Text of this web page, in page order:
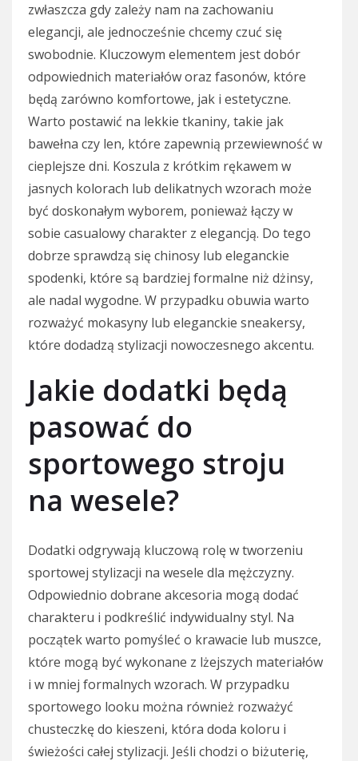
zwłaszcza gdy zależy nam na zachowaniu
elegancji, ale jednocześnie chcemy czuć się
swobodnie. Kluczowym elementem jest dobór
odpowiednich materiałów oraz fasonów, które
będą zarówno komfortowe, jak i estetyczne.
Warto postawić na lekkie tkaniny, takie jak
bawełna czy len, które zapewnią przewiewność w
cieplejsze dni. Koszula z krótkim rękawem w
jasnych kolorach lub delikatnych wzorach może
być doskonałym wyborem, ponieważ łączy w
sobie casualowy charakter z elegancją. Do tego
dobrze sprawdzą się chinosy lub eleganckie
spodenki, które są bardziej formalne niż dżinsy,
ale nadal wygodne. W przypadku obuwia warto
rozważyć mokasyny lub eleganckie sneakersy,
które dodadzą stylizacji nowoczesnego akcentu.
Jakie dodatki będą
pasować do
sportowego stroju
na wesele?
Dodatki odgrywają kluczową rolę w tworzeniu
sportowej stylizacji na wesele dla mężczyzny.
Odpowiednio dobrane akcesoria mogą dodać
charakteru i podkreślić indywidualny styl. Na
początek warto pomyśleć o krawacie lub muszce,
które mogą być wykonane z lżejszych materiałów
i w mniej formalnych wzorach. W przypadku
sportowego looku można również rozważyć
chusteczkę do kieszeni, która doda koloru i
świeżości całej stylizacji. Jeśli chodzi o biżuterię,